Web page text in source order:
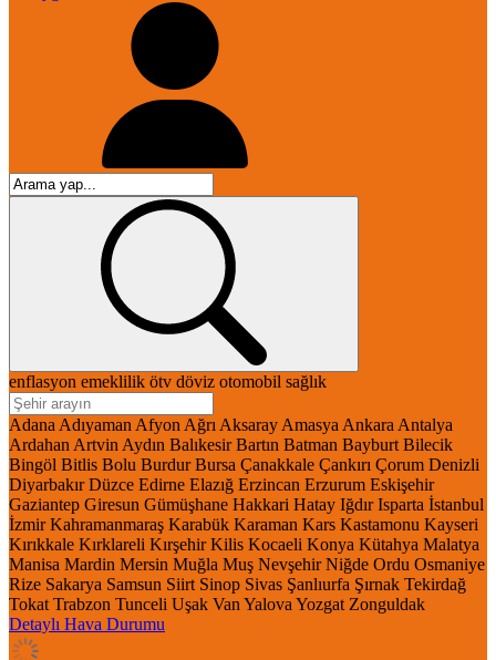
enflasyon emeklilik ötv döviz otomobil sağlık
Adana Adıyaman Afyon Ağrı Aksaray Amasya Ankara Antalya
Ardahan Artvin Aydın Balıkesir Bartın Batman Bayburt Bilecik
Bingöl Bitlis Bolu Burdur Bursa Çanakkale Çankırı Çorum Denizli
Diyarbakır Düzce Edirne Elazığ Erzincan Erzurum Eskişehir
Gaziantep Giresun Gümüşhane Hakkari Hatay Iğdır Isparta İstanbul
İzmir Kahramanmaraş Karabük Karaman Kars Kastamonu Kayseri
Kırıkkale Kırklareli Kırşehir Kilis Kocaeli Konya Kütahya Malatya
Manisa Mardin Mersin Muğla Muş Nevşehir Niğde Ordu Osmaniye
Rize Sakarya Samsun Siirt Sinop Sivas Şanlıurfa Şırnak Tekirdağ
Tokat Trabzon Tunceli Uşak Van Yalova Yozgat Zonguldak
Detaylı Hava Durumu